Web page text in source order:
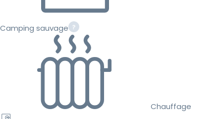
Camping sauvage
Chauffage